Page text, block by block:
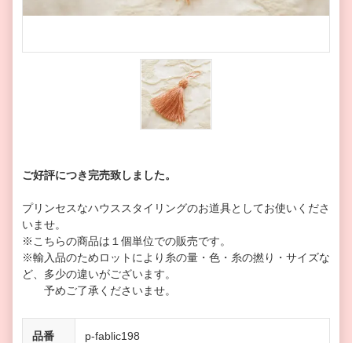
ご好評につき完売致しました。
プリンセスなハウススタイリングのお道具としてお使いくださ
いませ。
※こちらの商品は１個単位での販売です。
※輸入品のためロットにより糸の量・色・糸の撚り・サイズな
ど、多少の違いがございます。
予めご了承くださいませ。
品番 p-fablic198